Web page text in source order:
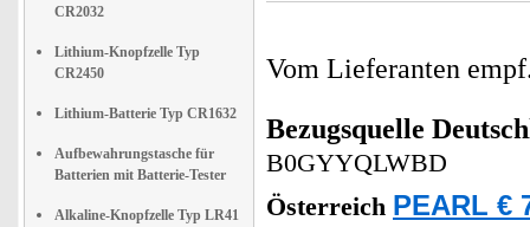
CR2032
Lithium-Knopfzelle Typ
CR2450
Lithium-Batterie Typ CR1632
Aufbewahrungstasche für
Batterien mit Batterie-Tester
Alkaline-Knopfzelle Typ LR41
Vom Lieferanten
Bezugsquelle
B0GYYQLWBD
Österreich PEARL €